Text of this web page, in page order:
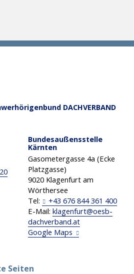
DACHVERBAND
Bundesaußensstelle
Kärnten
Gasometergasse 4a (Ecke
Platzgasse)
9020 Klagenfurt am
Wörthersee
Tel:
+43 676 844 361 400
E-Mail: klagenfurt@oesb-
dachverband.at
Google Maps
Seiten